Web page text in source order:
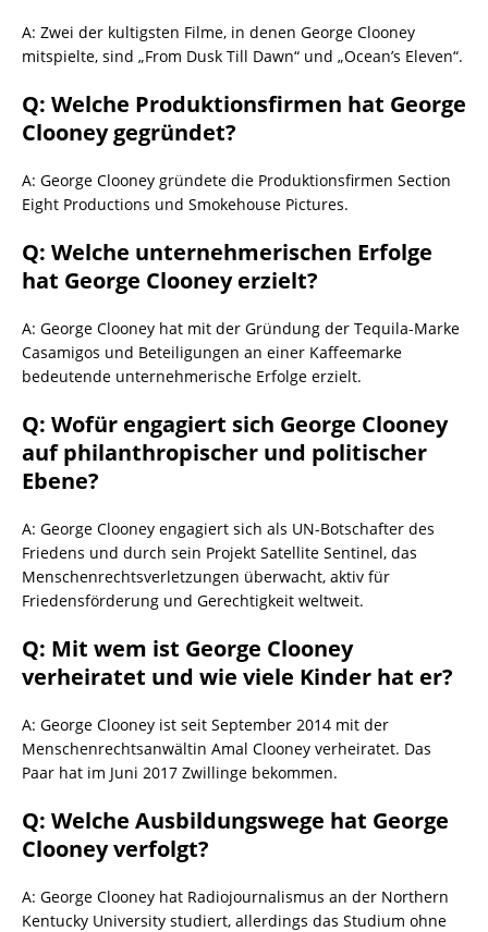
A: Zwei der kultigsten Filme, in denen George Clooney
mitspielte, sind „From Dusk Till Dawn“ und „Ocean’s Eleven“.
Q: Welche Produktionsfirmen hat George
Clooney gegründet?
A: George Clooney gründete die Produktionsfirmen Section
Eight Productions und Smokehouse Pictures.
Q: Welche unternehmerischen Erfolge
hat George Clooney erzielt?
A: George Clooney hat mit der Gründung der Tequila-Marke
Casamigos und Beteiligungen an einer Kaffeemarke
bedeutende unternehmerische Erfolge erzielt.
Q: Wofür engagiert sich George Clooney
auf philanthropischer und politischer
Ebene?
A: George Clooney engagiert sich als UN-Botschafter des
Friedens und durch sein Projekt Satellite Sentinel, das
Menschenrechtsverletzungen überwacht, aktiv für
Friedensförderung und Gerechtigkeit weltweit.
Q: Mit wem ist George Clooney
verheiratet und wie viele Kinder hat er?
A: George Clooney ist seit September 2014 mit der
Menschenrechtsanwältin Amal Clooney verheiratet. Das
Paar hat im Juni 2017 Zwillinge bekommen.
Q: Welche Ausbildungswege hat George
Clooney verfolgt?
A: George Clooney hat Radiojournalismus an der Northern
Kentucky University studiert, allerdings das Studium ohne